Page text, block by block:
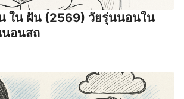
ใน ฝัน (2569) วัยรุ่นนอนใน
อนสถ